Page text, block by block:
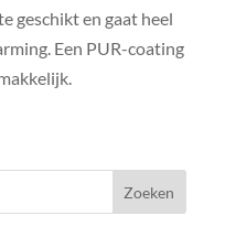
geschikt en gaat heel
Een PUR-coating